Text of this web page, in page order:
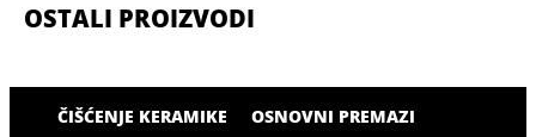
OSTALI PROIZVODI
ČIŠĆENJE KERAMIKE OSNOVNI PREMAZI